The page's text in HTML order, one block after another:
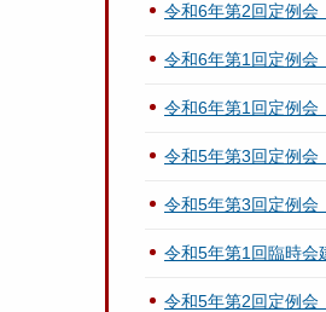
令和6年第2回定例会
令和6年第1回定例会
令和6年第1回定例会
令和5年第3回定例会
令和5年第3回定例会
令和5年第1回臨時会
令和5年第2回定例会